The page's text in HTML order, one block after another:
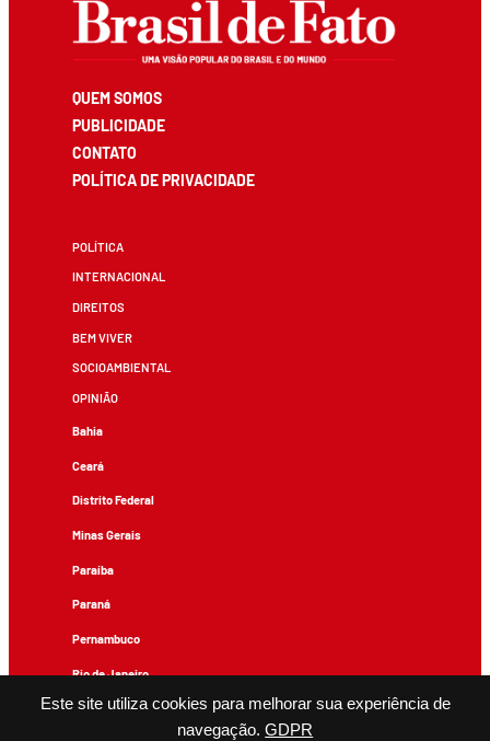
Este site utiliza cookies para melhorar sua experiência de
navegação. GDPR
QUEM SOMOS
PUBLICIDADE
CONTATO
POLÍTICA DE PRIVACIDADE
POLÍTICA
INTERNACIONAL
DIREITOS
BEM VIVER
SOCIOAMBIENTAL
OPINIÃO
Bahia
Ceará
Distrito Federal
Minas Gerais
Paraíba
Paraná
Pernambuco
Rio de Janeiro
Rio Grande do Sul